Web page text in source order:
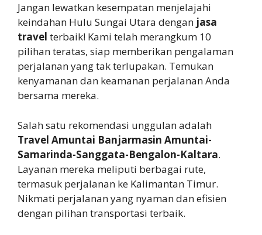
Jangan lewatkan kesempatan menjelajahi
keindahan Hulu Sungai Utara dengan jasa
travel terbaik! Kami telah merangkum 10
pilihan teratas, siap memberikan pengalaman
perjalanan yang tak terlupakan. Temukan
kenyamanan dan keamanan perjalanan Anda
bersama mereka.
Salah satu rekomendasi unggulan adalah
Travel Amuntai Banjarmasin Amuntai-
Samarinda-Sanggata-Bengalon-Kaltara.
Layanan mereka meliputi berbagai rute,
termasuk perjalanan ke Kalimantan Timur.
Nikmati perjalanan yang nyaman dan efisien
dengan pilihan transportasi terbaik.